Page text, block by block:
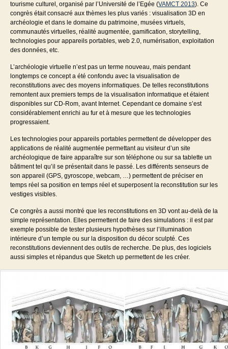
tourisme culturel, organisé par l’Université de l’Egée (VAMCT 2013). Ce
congrès était consacré aux thèmes les plus variés : visualisation 3D en
archéologie et dans le domaine du patrimoine, musées virtuels,
communautés virtuelles, réalité augmentée, gamification, storytelling,
technologies pour appareils portables, web 2.0, numérisation, exploitation
des données, etc.
L’archéologie virtuelle n’est pas un terme nouveau, mais pendant
longtemps ce concept a été confondu avec la visualisation de
reconstitutions avec des moyens informatiques. De telles reconstitutions
remontent aux premiers temps de la visualisation informatique et étaient
disponibles sur CD-Rom, avant Internet. Cependant ce domaine s’est
considérablement enrichi au fur et à mesure que les technologies
progressaient.
Les technologies pour appareils portables permettent de développer des
applications de réalité augmentée permettant au visiteur d’un site
archéologique de faire apparaître sur son téléphone ou sur sa tablette un
bâtiment tel qu’il se présentait dans le passé. Les différents senseurs de
son appareil (GPS, gyroscope, webcam, …) permettent de préciser en
temps réel sa position en temps réel et superposent la reconstitution sur les
vestiges visibles.
Ce congrès a aussi montré que les reconstitutions en 3D vont au-delà de la
simple représentation. Elles permettent de faire des simulations : il est par
exemple possible de tester plusieurs hypothèses sur l’illumination
intérieure d’un temple ou sur la disposition du décor sculpté. Ces
reconstitutions deviennent des outils de recherche. De plus, des logiciels
aussi simples et répandus que Sketch up permettent de les créer.